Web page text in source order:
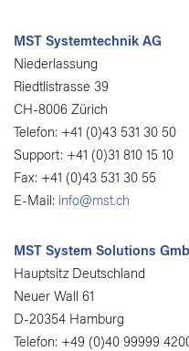
MST Systemtechnik AG
Niederlassung
Riedtlistrasse 39
CH-8006 Zürich
Telefon: +41 (0)43 531 30 50
Support: +41 (0)31 810 15 10
Fax: +41 (0)43 531 30 55
E-Mail: info@mst.ch
MST System Solutions
Hauptsitz Deutschland
Neuer Wall 61
D-20354 Hamburg
Telefon: +49 (0)40 99999